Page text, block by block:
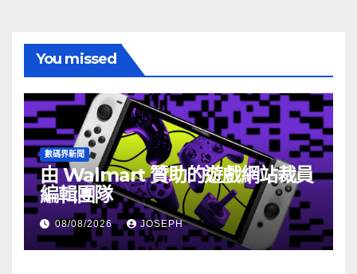
You missed
數碼界新聞
由 Walmart 贊助的遊戲網站裁員
編輯團隊
08/08/2026 JOSEPH